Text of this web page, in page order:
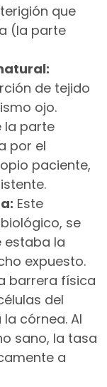
que
(la parte
de tejido
ojo.
la parte
por el
paciente,
Este
se
estaba la
expuesto.
barrera física
del
córnea. Al
sano, la tasa
a